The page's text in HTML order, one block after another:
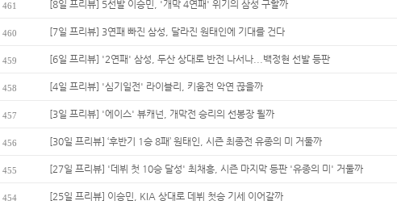
461 [8일 프리뷰] 5선발 이승민, '개막 4연패' 위기의 삼성 구할까
460 [7일 프리뷰] 3연패 빠진 삼성, 달라진 원태인에 기대를 건다
459 [6일 프리뷰] '2연패' 삼성, 두산 상대로 반전 나서나...백정현 선발 등판
458 [4일 프리뷰] '심기일전' 라이블리, 키움전 악연 끊을까
457 [3일 프리뷰] '에이스' 뷰캐넌, 개막전 승리의 선봉장 될까
456 [30일 프리뷰] ‘후반기 1승 8패’ 원태인, 시즌 최종전 유종의 미 거둘까
455 [27일 프리뷰] '데뷔 첫 10승 달성' 최채흥, 시즌 마지막 등판 '유종의 미' 거둘까
454 [25일 프리뷰] 이승민, KIA 상대로 데뷔 첫승 기세 이어갈까